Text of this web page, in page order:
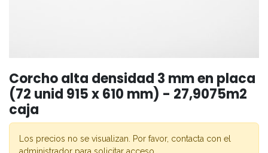
Corcho alta densidad 3 mm en placa
(72 unid 915 x 610 mm) - 27,9075m2
caja
Los precios no se visualizan. Por favor, contacta con el
administrador para solicitar acceso.